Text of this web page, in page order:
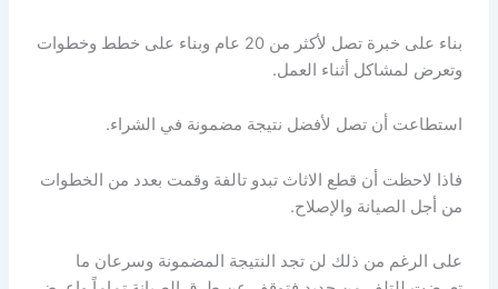
بناء على خبرة تصل لأكثر من 20 عام وبناء على خطط وخطوات
وتعرض لمشاكل أثناء العمل.
استطاعت أن تصل لأفضل نتيجة مضمونة في الشراء.
فاذا لاحظت أن قطع الاثاث تبدو تالفة وقمت بعدد من الخطوات
من أجل الصيانة والإصلاح.
على الرغم من ذلك لن تجد النتيجة المضمونة وسرعان ما